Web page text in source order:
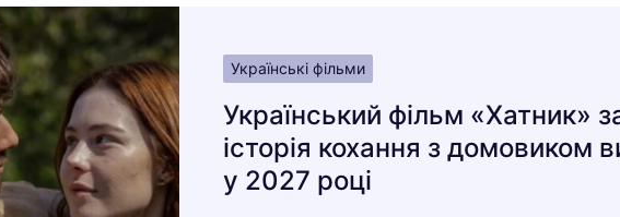
Українські фільми
Український фільм «Хатник»
історія кохання з домовиком
у 2027 році